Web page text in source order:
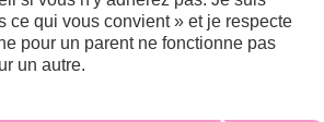
ce qui vous convient » et je respecte
pour un parent ne fonctionne pas
un autre.